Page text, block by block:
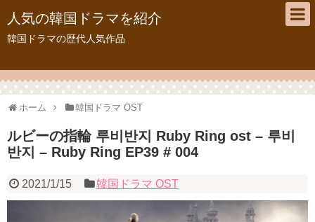
人気の韓国ドラマを紹介
韓国ドラマの歴代人気作品
ホーム 韓国ドラマ OST
ルビーの指輪 루비반지 Ruby Ring ost – 루비
반지 – Ruby Ring EP39 # 004
2021/1/15 韓国ドラマ OST